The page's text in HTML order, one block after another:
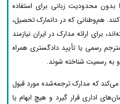
بدون محدودیت زبانی برای استفاده
هم‌وطنانی که در دانمارک تحصیل،
برای ارائه مدارک در ایران نیازمند
رسمی یا تأیید دادگستری همراه
و به رسمیت شناخته شوند.
می‌کند که مدارک ترجمه‌شده مورد قبول
اداری قرار گیرد و هیچ ابهام یا